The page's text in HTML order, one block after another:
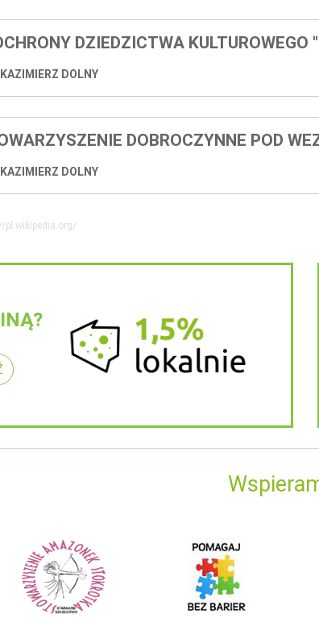
DZIEDZICTWA KULTUROWEGO
KAZIMIERZ DOLNY
DOBROCZYNNE POD
KAZIMIERZ DOLNY
pl.wikipedia.org/